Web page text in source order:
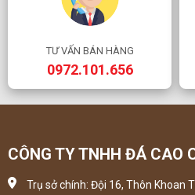
TƯ VẤN BÁN HÀNG
0972.101.656
CÔNG TY TNHH ĐÁ CAO
Trụ sở chính: Đội 16, Thôn Khoan